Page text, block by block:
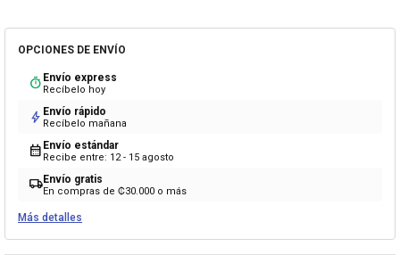
OPCIONES DE ENVÍO
timer Envío express
Recíbelo hoy
bolt Envío rápido
Recíbelo mañana
calendar_month Envío estándar
Recibe entre: 12 - 15 agosto
local_shippingEnvío gratis
En compras de ₡30.000 o más
Más detalles